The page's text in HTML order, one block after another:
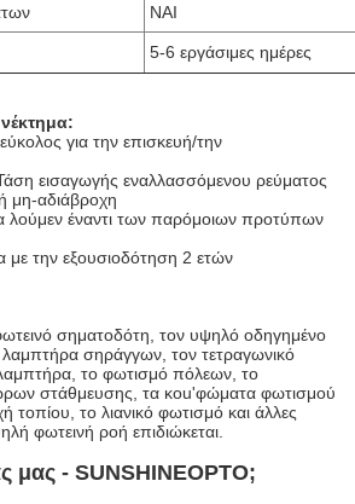
ΝΑΙ
5-6 εργάσιμες ημέρες
για την επισκευή/την
εισαγωγής εναλλασσόμενου ρεύματος
μη-αδιάβροχη
έναντι των παρόμοιων προτύπων
με την εξουσιοδότηση 2 ετών
σηματοδότη, τον υψηλό οδηγημένο
σηράγγων, τον τετραγωνικό
το φωτισμό πόλεων, το
στάθμευσης, τα κοu'φώματα φωτισμού
τοπίου, το λιανικό φωτισμό και άλλες
φωτεινή ροή επιδιώκεται.
μας - SUNSHINEOPTO;